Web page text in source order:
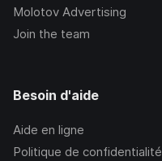
Molotov Advertising
Join the team
Besoin d'aide
Aide en ligne
Politique de confidentialité